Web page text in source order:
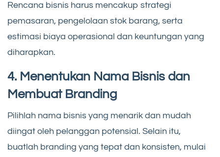
Rencana bisnis harus mencakup strategi
pemasaran, pengelolaan stok barang, serta
estimasi biaya operasional dan keuntungan yang
diharapkan.
4. Menentukan Nama Bisnis dan
Membuat Branding
Pilihlah nama bisnis yang menarik dan mudah
diingat oleh pelanggan potensial. Selain itu,
buatlah branding yang tepat dan konsisten, mulai